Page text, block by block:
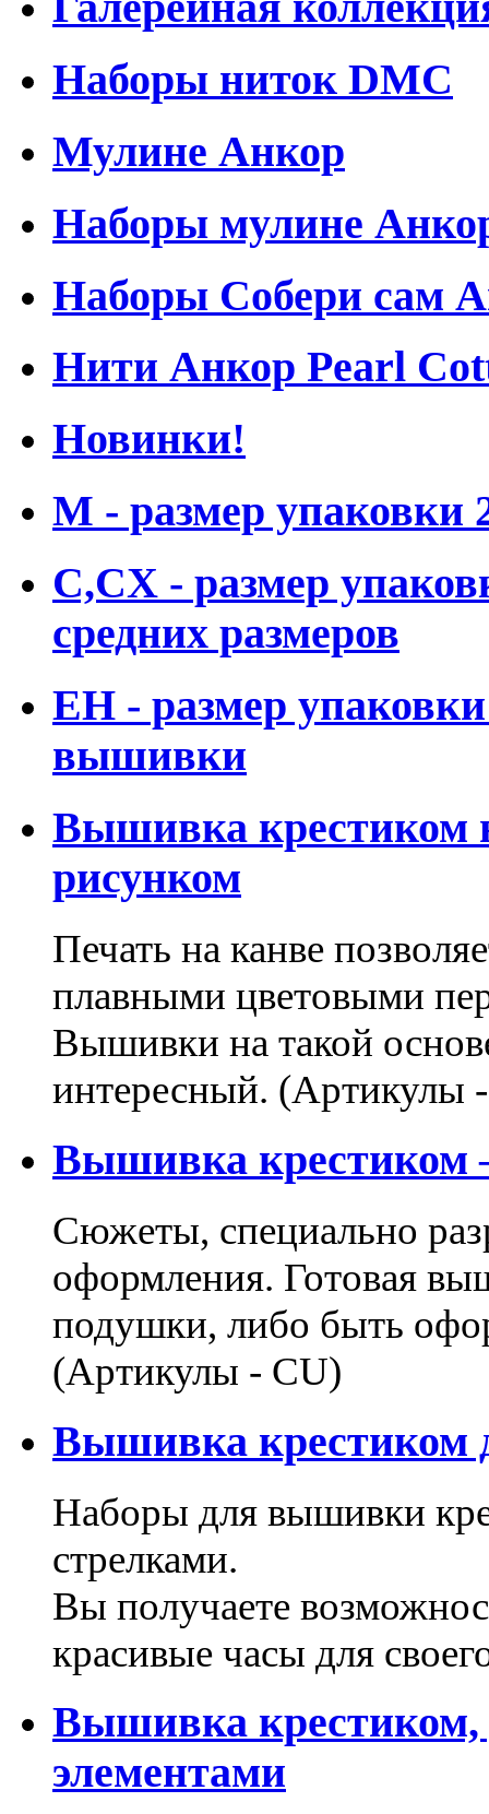
Наборы ниток DMC
Мулине Анкор
Наборы мулине
Наборы Собери сам
Нити Анкор Pearl
Новинки!
M - размер
С,CX - размер
средних размеров
ЕН - размер
вышивки
Вышивка крестиком
рисунком
Печать на канве
плавными цветовыми
Вышивки на такой
интересный. (Артикулы
Вышивка крестиком
Сюжеты, специально
оформления. Готовая
подушки, либо быть
(Артикулы - CU)
Вышивка крестиком
Наборы для вышивки
стрелками.
Вы получаете
красивые часы для
Вышивка крестиком,
элементами